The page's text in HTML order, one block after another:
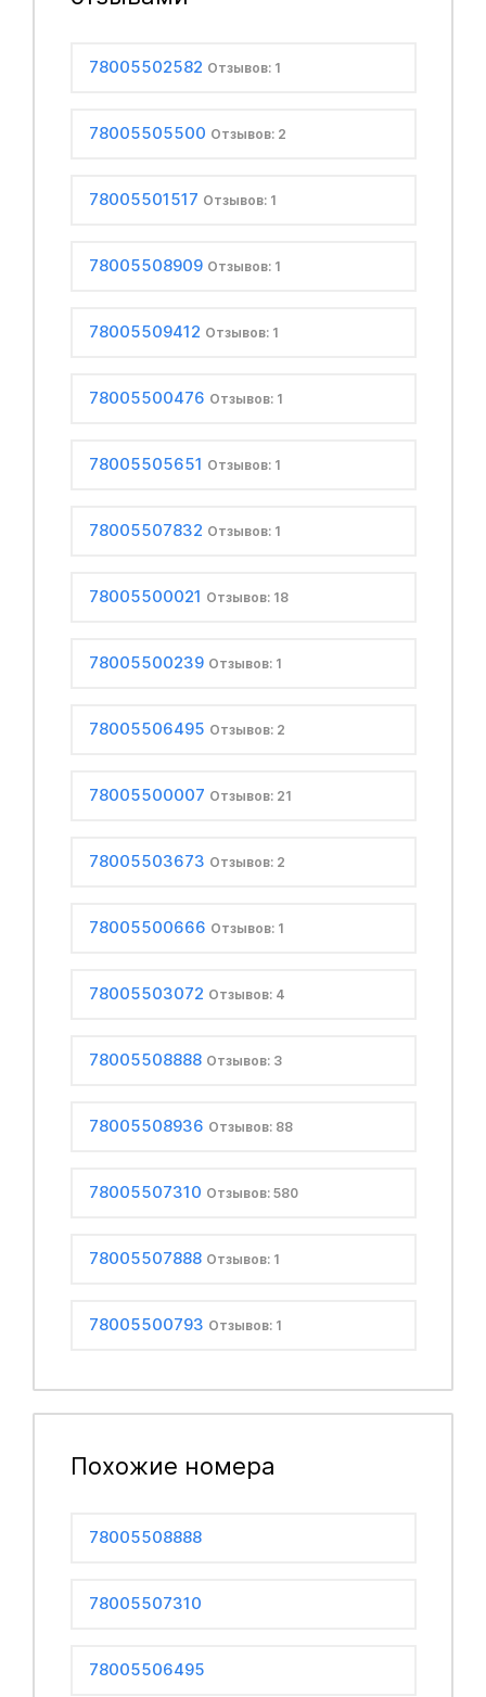
78005502582 Отзывов: 1
78005505500 Отзывов: 2
78005501517 Отзывов: 1
78005508909 Отзывов: 1
78005509412 Отзывов: 1
78005500476 Отзывов: 1
78005505651 Отзывов: 1
78005507832 Отзывов: 1
78005500021 Отзывов: 18
78005500239 Отзывов: 1
78005506495 Отзывов: 2
78005500007 Отзывов: 21
78005503673 Отзывов: 2
78005500666 Отзывов: 1
78005503072 Отзывов: 4
78005508888 Отзывов: 3
78005508936 Отзывов: 88
78005507310 Отзывов: 580
78005507888 Отзывов: 1
78005500793 Отзывов: 1
Похожие номера
78005508888
78005507310
78005506495